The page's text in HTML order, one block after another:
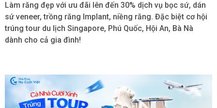
Làm răng đẹp với ưu đãi lên đến 30% dịch vụ bọc sứ, dán
sứ veneer, trồng răng Implant, niềng răng. Đặc biệt cơ hội
trúng tour du lịch Singapore, Phú Quốc, Hội An, Bà Nà
dành cho cả gia đình!